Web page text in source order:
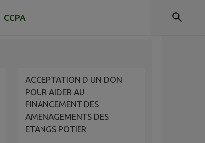
CCPA
ACCEPTATION D UN DON
POUR AIDER AU
FINANCEMENT DES
AMENAGEMENTS DES
ETANGS POTIER